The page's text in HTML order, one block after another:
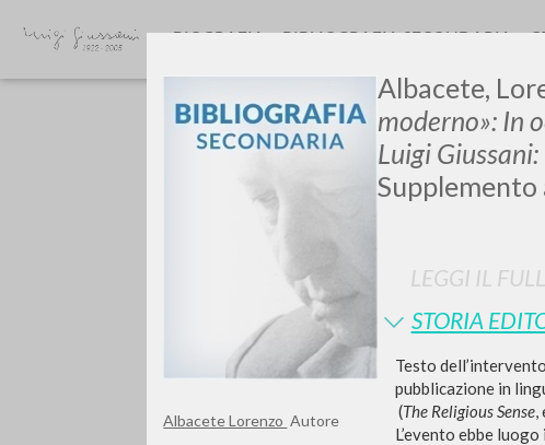
Albacete Lorenzo Autore
Albacete,
moderno»: In
Luigi
Supplemento
LEGGI IL
STORIA
Testo
pubblicazione in
(The Religious Sense,
L’evento ebbe
BIOGRAFIA BIBLIOGRAFIA SECONDARIA